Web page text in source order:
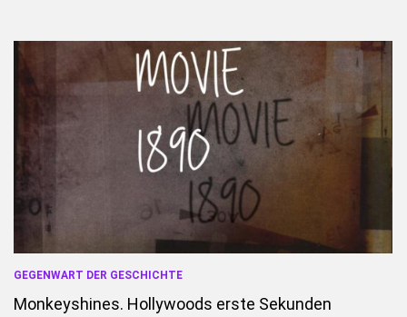
GEGENWART DER GESCHICHTE
Monkeyshines. Hollywoods erste Sekunden